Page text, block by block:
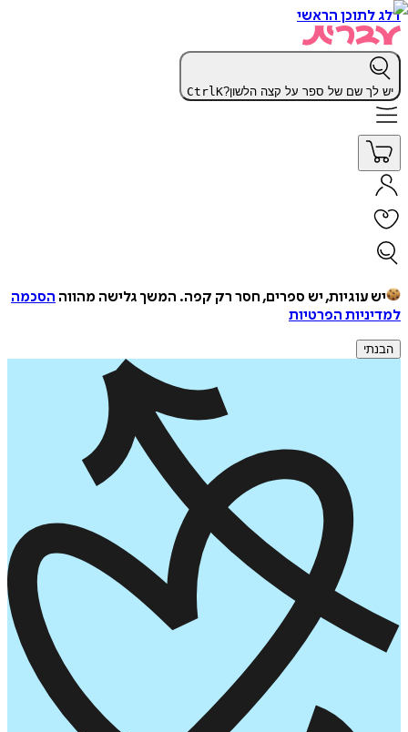
דלג לתוכן הראשי
יש לך שם של ספר על קצה הלשון? CtrlK
יש עוגיות, יש ספרים, חסר רק קפה. המשך גלישה מהווה הסכמה
למדיניות הפרטיות
הבנתי